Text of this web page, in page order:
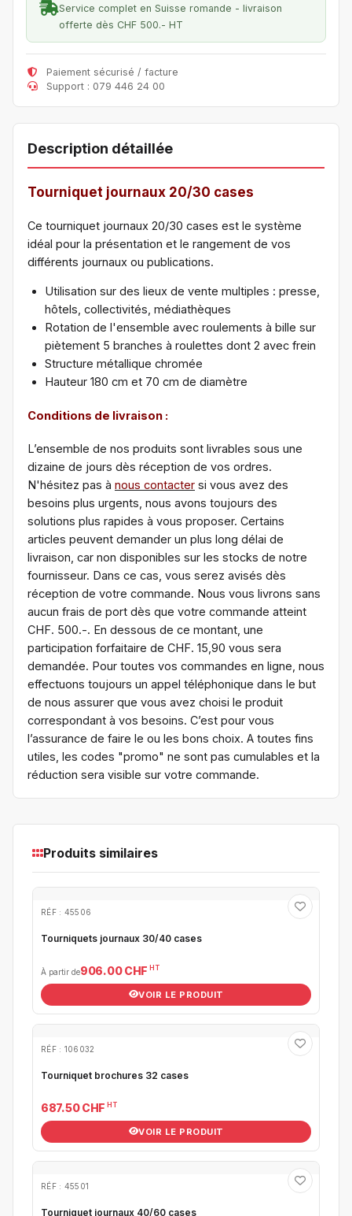
Service complet en Suisse romande - livraison
offerte dès CHF 500.- HT
Paiement sécurisé / facture
Support : 079 446 24 00
Description détaillée
Tourniquet journaux 20/30 cases
Ce tourniquet journaux 20/30 cases est le système
idéal pour la présentation et le rangement de vos
différents journaux ou publications.
Utilisation sur des lieux de vente multiples : presse,
hôtels, collectivités, médiathèques
Rotation de l'ensemble avec roulements à bille sur
piètement 5 branches à roulettes dont 2 avec frein
Structure métallique chromée
Hauteur 180 cm et 70 cm de diamètre
Conditions de livraison :
L’ensemble de nos produits sont livrables sous une
dizaine de jours dès réception de vos ordres.
N'hésitez pas à nous contacter si vous avez des
besoins plus urgents, nous avons toujours des
solutions plus rapides à vous proposer. Certains
articles peuvent demander un plus long délai de
livraison, car non disponibles sur les stocks de notre
fournisseur. Dans ce cas, vous serez avisés dès
réception de votre commande. Nous vous livrons sans
aucun frais de port dès que votre commande atteint
CHF. 500.-. En dessous de ce montant, une
participation forfaitaire de CHF. 15,90 vous sera
demandée. Pour toutes vos commandes en ligne, nous
effectuons toujours un appel téléphonique dans le but
de nous assurer que vous avez choisi le produit
correspondant à vos besoins. C’est pour vous
l’assurance de faire le ou les bons choix. A toutes fins
utiles, les codes "promo" ne sont pas cumulables et la
réduction sera visible sur votre commande.
Produits similaires
RÉF : 45506
Tourniquets journaux 30/40 cases
À partir de906.00 CHF HT
VOIR LE PRODUIT
RÉF : 106032
Tourniquet brochures 32 cases
687.50 CHF HT
VOIR LE PRODUIT
RÉF : 45501
Tourniquet journaux 40/60 cases